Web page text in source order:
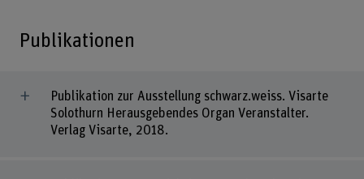
Publikationen
Publikation zur Ausstellung schwarz.weiss. Visarte
Solothurn Herausgebendes Organ Veranstalter.
Verlag Visarte, 2018.